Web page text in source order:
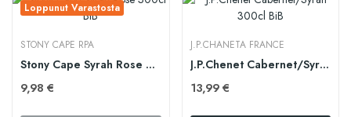
Loppunut Varastosta
STONY CAPE RPA
Stony Cape Syrah Rose 300cl BiB
9,98 €
J.P.CHANETA FRANCE
J.P.Chenet Cabernet/Syrah 300cl BiB
13,99 €